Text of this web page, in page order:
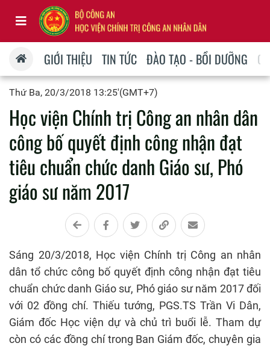
GIỚI THIỆU TIN TỨC ĐÀO TẠO - BỒI DƯỠNG
Thứ Ba, 20/3/2018 13:25'(GMT+7)
Học viện Chính trị Công an nhân dân
công bố quyết định công nhận đạt
tiêu chuẩn chức danh Giáo sư, Phó
giáo sư năm 2017
Sáng 20/3/2018, Học viện Chính trị Công an nhân
dân tổ chức công bố quyết định công nhận đạt tiêu
chuẩn chức danh Giáo sư, Phó giáo sư năm 2017 đối
với 02 đồng chí. Thiếu tướng, PGS.TS Trần Vi Dân,
Giám đốc Học viện dự và chủ trì buổi lễ. Tham dự
còn có các đồng chí trong Ban Giám đốc, chuyên gia